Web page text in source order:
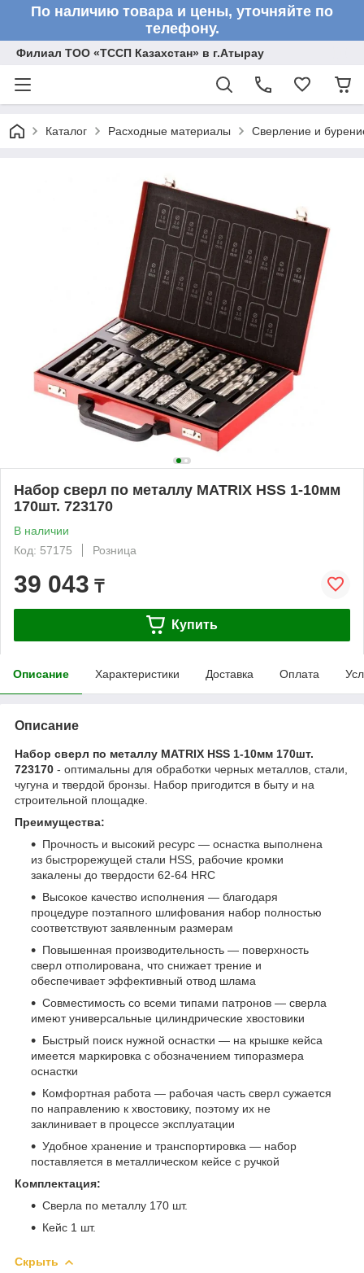
По наличию товара и цены, уточняйте по
телефону.
Филиал ТОО «ТССП Казахстан» в г.Атырау
Каталог Расходные материалы Сверление и
Набор сверл по металлу MATRIX HSS 1-10мм
170шт. 723170
В наличии
Код: 57175
Розница
39 043 ₸
Купить
Описание Характеристики Доставка Оплата
Описание
Набор сверл по металлу MATRIX HSS 1-10мм 170шт.
723170 - оптимальны для обработки черных металлов, стали,
чугуна и твердой бронзы. Набор пригодится в быту и на
строительной площадке.
Преимущества:
Прочность и высокий ресурс — оснастка выполнена
из быстрорежущей стали HSS, рабочие кромки
закалены до твердости 62-64 HRC
Высокое качество исполнения — благодаря
процедуре поэтапного шлифования набор полностью
соответствуют заявленным размерам
Повышенная производительность — поверхность
сверл отполирована, что снижает трение и
обеспечивает эффективный отвод шлама
Совместимость со всеми типами патронов — сверла
имеют универсальные цилиндрические хвостовики
Быстрый поиск нужной оснастки — на крышке кейса
имеется маркировка с обозначением типоразмера
оснастки
Комфортная работа — рабочая часть сверл сужается
по направлению к хвостовику, поэтому их не
заклинивает в процессе эксплуатации
Удобное хранение и транспортировка — набор
поставляется в металлическом кейсе с ручкой
Комплектация:
Сверла по металлу 170 шт.
Кейс 1 шт.
Скрыть